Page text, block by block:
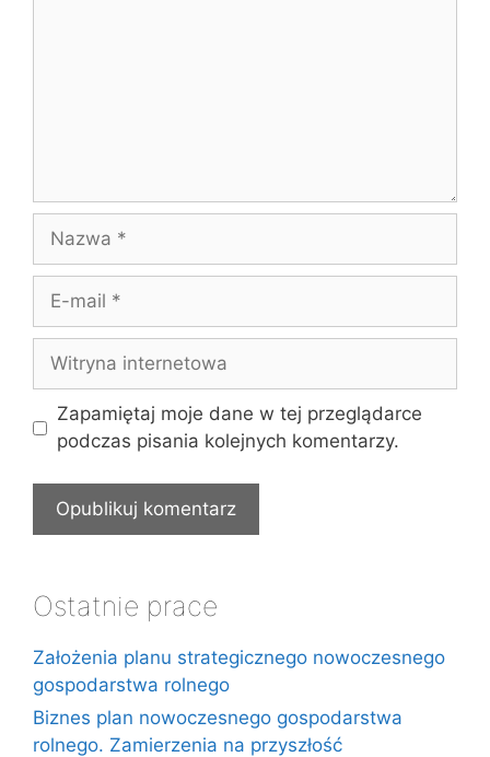
Nazwa
Witryna
internetowa
Zapamiętaj moje dane w tej przeglądarce
podczas pisania kolejnych komentarzy.
Ostatnie prace
Założenia planu strategicznego nowoczesnego
gospodarstwa rolnego
Biznes plan nowoczesnego gospodarstwa
rolnego. Zamierzenia na przyszłość